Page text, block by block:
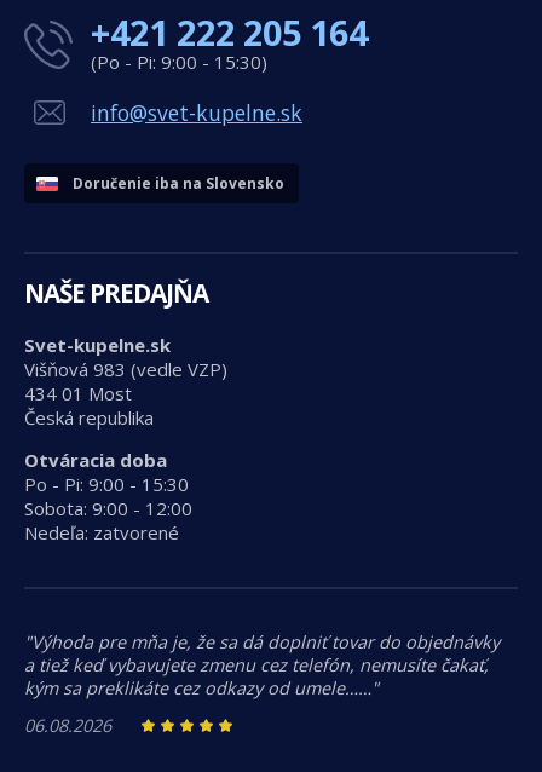
+421 222 205 164
(Po - Pi: 9:00 - 15:30)
info@svet-kupelne.sk
Doručenie iba na Slovensko
NAŠE PREDAJŇA
Svet-kupelne.sk
Višňová 983 (vedle VZP)
434 01 Most
Česká republika
Otváracia doba
Po - Pi: 9:00 - 15:30
Sobota: 9:00 - 12:00
Nedeľa: zatvorené
"Výhoda pre mňa je, že sa dá doplniť tovar do objednávky
a tiež keď vybavujete zmenu cez telefón, nemusíte čakať,
kým sa preklikáte cez odkazy od umele……"
06.08.2026